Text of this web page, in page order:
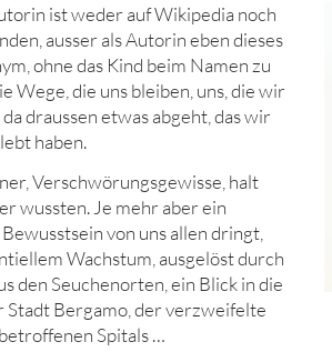
ist weder auf Wikipedia noch
ausser als Autorin eben dieses
ohne das Kind beim Namen zu
Wege, die uns bleiben, uns, die wir
draussen etwas abgeht, das wir
haben.
Verschwörungsgewisse, halt
wussten. Je mehr aber ein
von uns allen dringt,
Wachstum, ausgelöst durch
den Seuchenorten, ein Blick in die
Stadt Bergamo, der verzweifelte
Spitals …